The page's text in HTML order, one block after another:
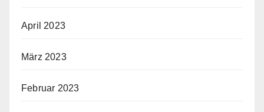
April 2023
März 2023
Februar 2023